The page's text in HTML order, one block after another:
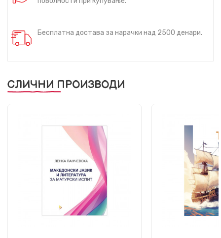
Бесплатна достава за нарачки над 2500 денари.
СЛИЧНИ ПРОИЗВОДИ